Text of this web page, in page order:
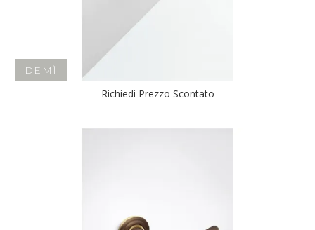
DEMÌ
Richiedi Prezzo Scontato